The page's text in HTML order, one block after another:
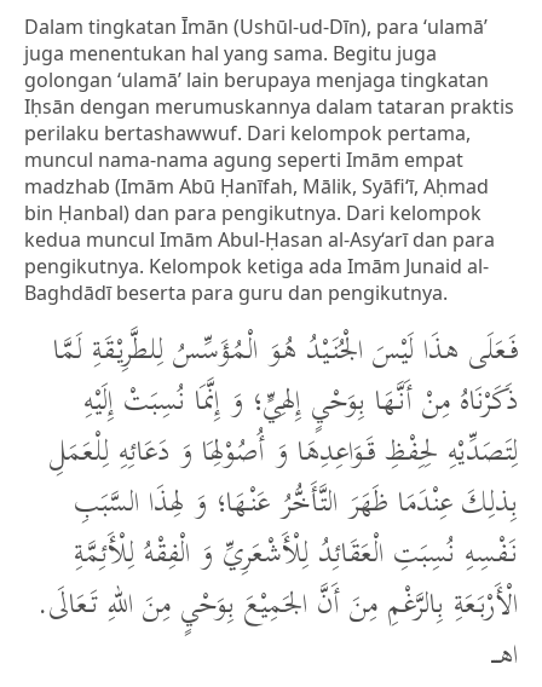
Dalam tingkatan Īmān (Ushūl-ud-Dīn), para ‘ulamā’
juga menentukan hal yang sama. Begitu juga
golongan ‘ulamā’ lain berupaya menjaga tingkatan
Iḥsān dengan merumuskannya dalam tataran praktis
perilaku bertashawwuf. Dari kelompok pertama,
muncul nama-nama agung seperti Imām empat
madzhab (Imām Abū Ḥanīfah, Mālik, Syāfi‘ī, Aḥmad
bin Ḥanbal) dan para pengikutnya. Dari kelompok
kedua muncul Imām Abul-Ḥasan al-Asy‘arī dan para
pengikutnya. Kelompok ketiga ada Imām Junaid al-
Baghdādī beserta para guru dan pengikutnya.
فَعَلَى هذَا لَيْسَ الْجُنَيْدُ هُوَ الْمُؤَسِّسُ لِلطَّرِيْقَةِ لَمَّا
ذَكَرْنَاهُ مِنْ أَنَّهَا بِوَحْيٍ إِلهِيٍّ؛ وَ إِنَّمَا نُسِبَتْ إِلَيْهِ
لِتَصَدِّيْهِ لِحِفْظِ قَوَاعِدِهَا وَ أُصُوْلِهَا وَ دَعَائِهِ لِلْعَمَلِ
بِذلِكَ عِنْدَمَا ظَهَرَ التَّأَخُّرُ عَنْهَا؛ وَ لِهذَا السَّبَبِ
نَفْسِهِ نُسِبَتِ الْعَقَائِدُ لِلْأَشْعَرِيِّ وَ الْفِقْهُ لِلْأَئِمَّةِ
الْأَرْبَعَةِ بِالرَّغْمِ مِنَ أَنَّ الجَمِيْعَ بِوَحْيٍ مِنَ اللهِ تَعَالَى.
اهـــ